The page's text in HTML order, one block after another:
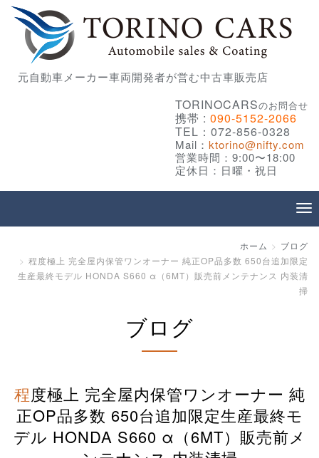
元自動車メーカー車両開発者が営む中古車販売店
TORINOCARSのお問合せ
携帯 : 090-5152-2066
TEL：072-856-0328
Mail： ktorino@nifty.com
営業時間：9:00〜18:00
定休日：日曜・祝日
ホーム
ブログ
程度極上 完全屋内保管ワンオーナー 純正OP品多数 650台追加限定
生産最終モデル HONDA S660 α（6MT）販売前メンテナンス 内装清
掃
ブログ
程度極上 完全屋内保管ワンオーナー 純
正OP品多数 650台追加限定生産最終モ
デル HONDA S660 α（6MT）販売前メ